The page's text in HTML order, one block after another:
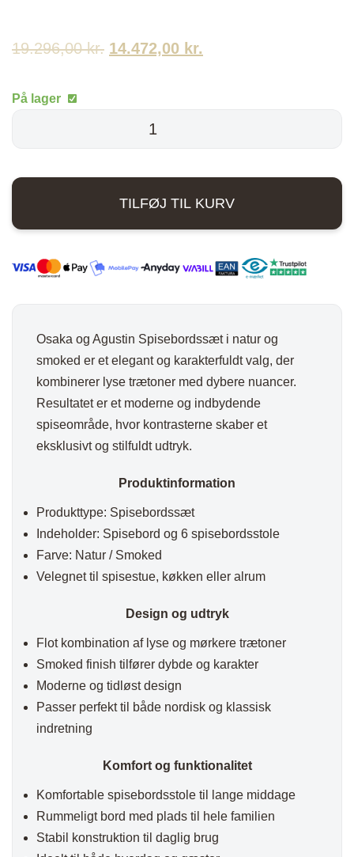
19.296,00kr. Den
19.296,00 kr..
14.472,00 kr.
14.472,00 kr..
På lager
Spisebordssæt
Natur
Smoked
TILFØJ TIL KURV
Osaka og Agustin Spisebordssæt i natur og
smoked er et elegant og karakterfuldt valg, der
kombinerer lyse trætoner med dybere nuancer.
Resultatet er et moderne og indbydende
spiseområde, hvor kontrasterne skaber et
eksklusivt og stilfuldt udtryk.
Produktinformation
Produkttype: Spisebordssæt
Indeholder: Spisebord og 6 spisebordsstole
Farve: Natur / Smoked
Velegnet til spisestue, køkken eller alrum
Design og udtryk
Flot kombination af lyse og mørkere trætoner
Smoked finish tilfører dybde og karakter
Moderne og tidløst design
Passer perfekt til både nordisk og klassisk
indretning
Komfort og funktionalitet
Komfortable spisebordsstole til lange middage
Rummeligt bord med plads til hele familien
Stabil konstruktion til daglig brug